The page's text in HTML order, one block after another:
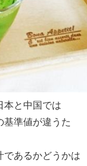
本と中国では
基準値が違うた
であるかどうかは